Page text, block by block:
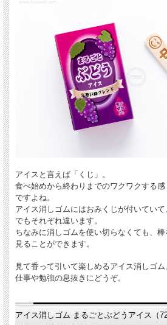
アイスと言えば「くじ」。
食べ始めから終わりまでのワクワクする
ですよね。
アイス消しゴムにはおみくじが付いてい
でもそれぞれ違います。
ちなみに消しゴムを使い切らなくても、
見ることができます。
見て香って引いて楽しめるアイス消しゴム
仕事や勉強の息抜きにどうぞ。
アイス消しゴム まるごとぶどうアイス（